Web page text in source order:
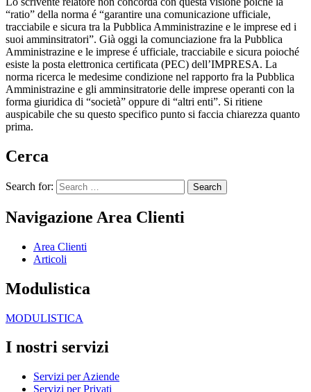
“ratio” della norma é “garantire una comunicazione ufficiale,
tracciabile e sicura tra la Pubblica Amministrazine e le imprese ed i
suoi amminsitratori”. Già oggi la comunciazione fra la Pubblica
Amministrazine e le imprese é ufficiale, tracciabile e sicura poioché
esiste la posta elettronica certificata (PEC) dell’IMPRESA. La
norma ricerca le medesime condizione nel rapporto fra la Pubblica
Amministrazine e gli amminsitratorie delle imprese operanti con la
forma giuridica di “società” oppure di “altri enti”. Si ritiene
auspicabile che su questo specifico punto si faccia chiarezza quanto
prima.
Cerca
Search for:
Navigazione Area Clienti
Area Clienti
Articoli
Modulistica
MODULISTICA
I nostri servizi
Servizi per Aziende
Servizi per Privati